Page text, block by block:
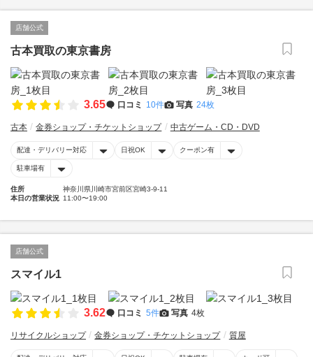
店舗公式
古本買取の東京書房
3.65 口コミ 10件 写真 24枚
古本 金券ショップ・チケットショップ 中古ゲーム・CD・DVD
配達・デリバリー対応 日祝OK クーポン有
駐車場有
住所
神奈川県川崎市宮前区宮崎3-9-11
本日の営業状況 11:00〜19:00
店舗公式
スマイル1
3.62 口コミ 5件 写真 4枚
リサイクルショップ 金券ショップ・チケットショップ 質屋